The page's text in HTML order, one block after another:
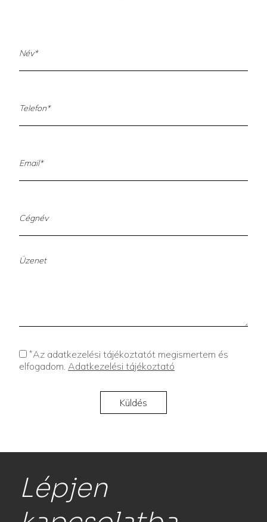
*Az adatkezelési tájékoztatót megismertem és
elfogadom. Adatkezelési tájékoztató
Lépjen